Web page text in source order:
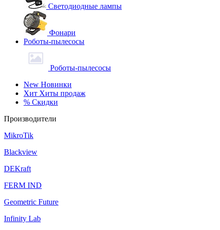
Светодиодные лампы
Фонари
Роботы-пылесосы
Роботы-пылесосы
New Новинки
Хит Хиты продаж
% Скидки
Производители
MikroTik
Blackview
DEKraft
FERM IND
Geometric Future
Infinity Lab